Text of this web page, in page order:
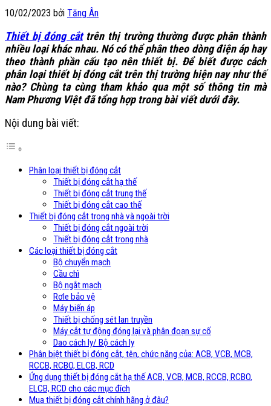
10/02/2023 bởi Tăng Ân
Thiết bị đóng cắttrên thị trường thường được phân thành
nhiều loại khác nhau. Nó có thể phân theo dòng điện áp hay
theo thành phần cấu tạo nên thiết bị. Để biết được cách
phân loại thiết bị đóng cắt trên thị trường hiện nay như thế
nào? Chùng ta cùng tham khảo qua một số thông tin mà
Nam Phương Việt đã tổng hợp trong bài viết dưới đây.
Nội dung bài viết:
Phân loại thiết bị đóng cắt
Thiết bị đóng cắt hạ thế
Thiết bị đóng cắt trung thế
Thiết bị đóng cắt cao thế
Thiết bị đóng cắt trong nhà và ngoài trời
Thiết bị đóng cắt ngoài trời
Thiết bị đóng cắt trong nhà
Các loại thiết bị đóng cắt
Bộ chuyển mạch
Cầu chì
Bộ ngắt mạch
Rơle bảo vệ
Máy biến áp
Thiết bị chống sét lan truyền
Máy cắt tự động đóng lại và phân đoạn sự cố
Dao cách ly/ Bộ cách ly
Phân biệt thiết bị đóng cắt, tên, chức năng của: ACB, VCB, MCB,
RCCB, RCBO, ELCB, RCD
Ứng dụng thiết bị đóng cắt hạ thế ACB, VCB, MCB, RCCB, RCBO,
ELCB, RCD cho các mục đích
Mua thiết bị đóng cắt chính hãng ở đâu?